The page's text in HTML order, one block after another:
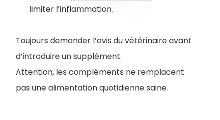
limiter l’inflammation.
Toujours demander l’avis du vétérinaire avant
d’introduire un supplément.
Attention, les compléments ne remplacent
pas une alimentation quotidienne saine.